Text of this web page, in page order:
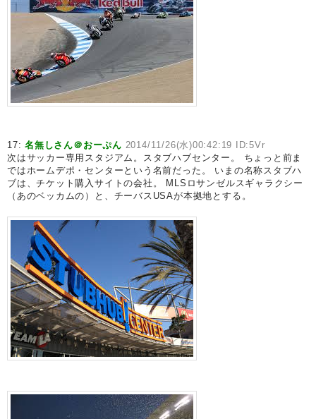
17:名無しさん＠おーぷん 2014/11/26(水)00:42:19 ID:5Vr
次はサッカー専用スタジアム。スタブハブセンター。 ちょっと前ま
ではホームデポ・センターという名前だった。 いまの名称スタブハ
ブは、チケット購入サイトの会社。 MLSロサンゼルスギャラクシー
（あのベッカムの）と、チーバスUSAが本拠地とする。